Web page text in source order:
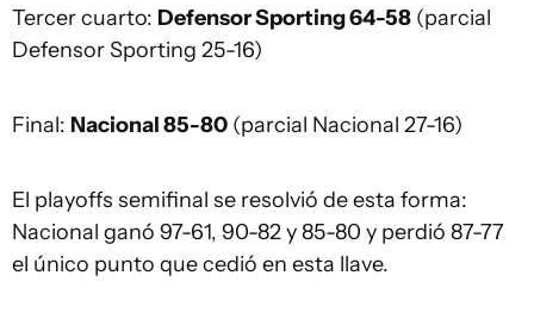
Tercer cuarto: Defensor Sporting 64-58 (parcial
Defensor Sporting 25-16)
Final: Nacional 85-80 (parcial Nacional 27-16)
El playoffs semifinal se resolvió de esta forma:
Nacional ganó 97-61, 90-82 y 85-80 y perdió 87-77
el único punto que cedió en esta llave.